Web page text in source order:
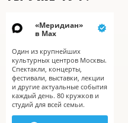
«Меридиан»
в Мах
Один из крупнейших
культурных центров Москвы.
Спектакли, концерты,
фестивали, выставки, лекции
и другие актуальные события
каждый день. 80 кружков и
студий для всей семьи.